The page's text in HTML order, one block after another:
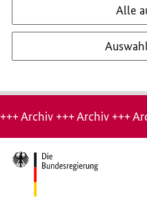
Alle
Hinweis:
Archiv-
Seite
+++ Archiv +++ Archiv +++